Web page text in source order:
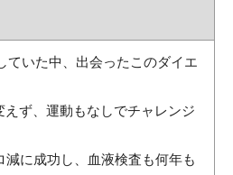
ていた中、出会ったこのダイエ
ず、運動もなしでチャレンジ
減に成功し、血液検査も何年も